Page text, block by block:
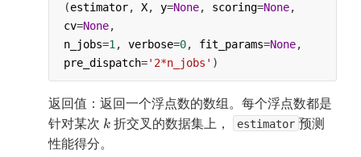
(estimator, X, y=None, scoring=None
cv=None,
n_jobs=1 , verbose=0, fit_params=None
pre_dispatch='2*n_jobs' )
返回值：返回一个浮点数的数组。每个浮点数都是
针对某次
折交叉的数据集上， estimator 预测
性能得分。